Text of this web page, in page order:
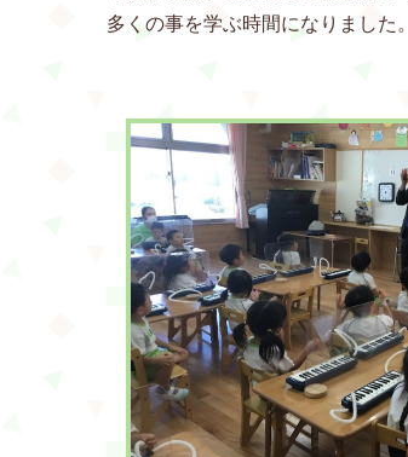
多くの事を学ぶ時間になりました。